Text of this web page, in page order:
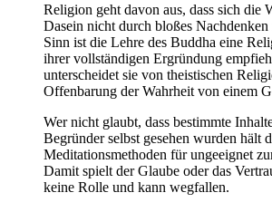
Religion geht davon aus, dass sich die
Dasein nicht durch bloßes
Sinn ist die Lehre des Buddha eine
ihrer vollständigen Ergründung
unterscheidet sie von theistischen
Offenbarung der Wahrheit von einem
Wer nicht glaubt, dass bestimmte
Begründer selbst gesehen wurden hält
Meditationsmethoden für ungeeignet
Damit spielt der Glaube oder das
keine Rolle und kann wegfallen.